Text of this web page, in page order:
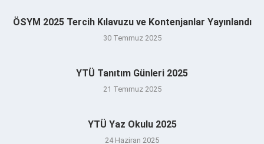
ÖSYM 2025 Tercih Kılavuzu ve Kontenjanlar Yayınlandı
30 Temmuz 2025
YTÜ Tanıtım Günleri 2025
21 Temmuz 2025
YTÜ Yaz Okulu 2025
24 Haziran 2025